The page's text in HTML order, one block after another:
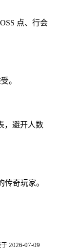
点、行会
。
，避开人数
奇玩家。
于2026-07-09